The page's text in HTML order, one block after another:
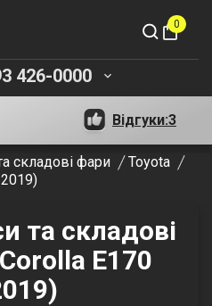
shopping_bag
0
426-0000 keyboard_arrow_down
Відгуки:3
складові фари
Toyota
та складові
E170